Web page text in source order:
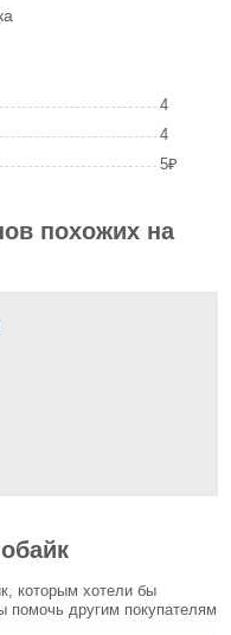
4
4
5₽
похожих на
которым хотели бы
помочь другим покупателям